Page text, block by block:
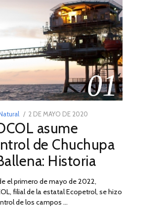
01
POSTED
ON
2 DE MAYO DE 2020
DE
2026
asume
de Chuchupa
Historia
el primero de mayo de 2022,
filial de la estatal Ecopetrol, se hizo
de los campos …